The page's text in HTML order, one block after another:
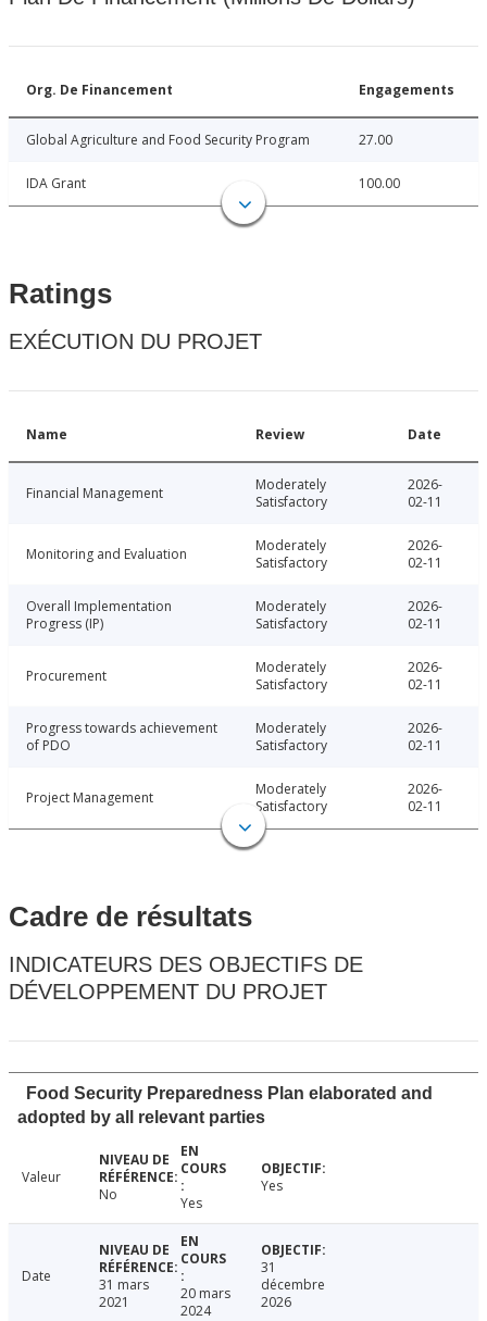
Org. De Financement Engagements
Global Agriculture and Food Security Program 27.00
IDA Grant 100.00
Ratings
EXÉCUTION DU PROJET
Name Review Date
Financial Management
Moderately
Satisfactory
2026-
02-11
Monitoring and Evaluation
Moderately
Satisfactory
2026-
02-11
Overall Implementation
Progress (IP)
Moderately
Satisfactory
2026-
02-11
Procurement
Moderately
Satisfactory
2026-
02-11
Progress towards achievement
of PDO
Moderately
Satisfactory
2026-
02-11
Project Management
Moderately
Satisfactory
2026-
02-11
Cadre de résultats
INDICATEURS DES OBJECTIFS DE
DÉVELOPPEMENT DU PROJET
Food Security Preparedness Plan elaborated and
adopted by all relevant parties
Valeur
No
Yes
Yes
Date
31 mars
2021
20 mars
2024
31
décembre
2026